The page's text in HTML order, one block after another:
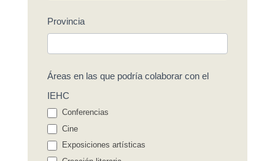
Provincia
Áreas en las que podría colaborar con el
IEHC
Conferencias
Cine
Exposiciones artísticas